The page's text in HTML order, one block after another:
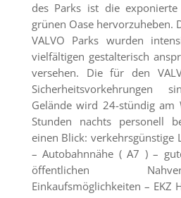
des Parks ist die
grünen Oase hervorzuheben.
VALVO Parks wurden
vielfältigen gestalterisch
versehen. Die für den
Sicherheitsvorkehrungen
Gelände wird 24-stündig am
Stunden nachts personell
einen Blick: verkehrsgünstige
– Autobahnnähe ( A7 ) –
öffentlichen
Einkaufsmöglichkeiten – EKZ